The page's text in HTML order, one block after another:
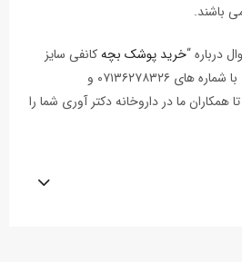
باشند.
درباره “خرید پوشک بچهکانفی سایز
4شورتی” و مشاوره میتوانید با شماره های ۰۷۱۳۶۲۷۸۳۲۶ و
بگیرید تا همکاران ما در داروخانه دکتر آوری شما را